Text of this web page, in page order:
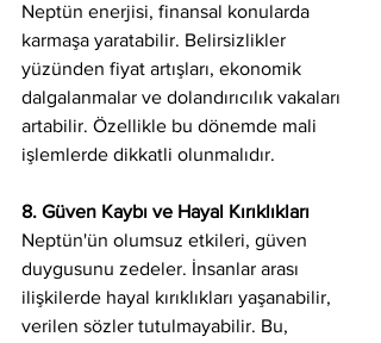
Neptün enerjisi, finansal konularda
karmaşa yaratabilir. Belirsizlikler
yüzünden fiyat artışları, ekonomik
dalgalanmalar ve dolandırıcılık vakaları
artabilir. Özellikle bu dönemde mali
işlemlerde dikkatli olunmalıdır.
8. Güven Kaybı ve Hayal Kırıklıkları
Neptün'ün olumsuz etkileri, güven
duygusunu zedeler. İnsanlar arası
ilişkilerde hayal kırıklıkları yaşanabilir,
verilen sözler tutulmayabilir. Bu,